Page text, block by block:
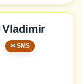
Vladimir
✉ SMS